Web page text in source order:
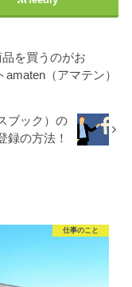
を買うのがお
（アマテン）
ブック）の
録の方法！
仕事のこと